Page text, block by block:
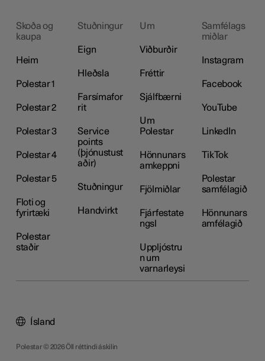
Skoða og
kaupa
Heim
Polestar 1
Polestar 2
Polestar 3
Polestar 4
Polestar 5
Floti og
fyrirtæki
Polestar
staðir
Stuðningur
Eign
Hleðsla
Farsímafor
rit
Service
points
(þjónustust
aðir)
Stuðningur
Handvirkt
Um
Viðburðir
Fréttir
Sjálfbærni
Um
Polestar
Hönnunars
amkeppni
Fjölmiðlar
Fjárfestate
ngsl
Uppljóstru
n um
varnarleysi
Samfélags
miðlar
Instagram
Facebook
YouTube
LinkedIn
TikTok
Polestar
samfélagið
Hönnunars
amfélagið
Polestar © 2026 Öll réttindi áskilin
Ísland